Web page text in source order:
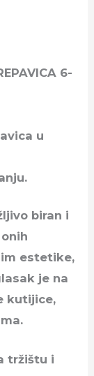
6-
u
biran i
estetike,
je na
kutijice,
tržištu i